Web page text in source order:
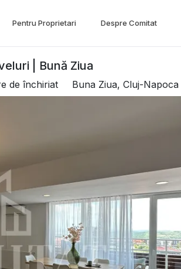
Pentru Proprietari Despre Comitat
| Bună Ziua
de închiriat Buna Ziua, Cluj-Napoca